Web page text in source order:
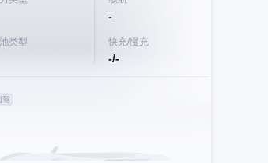
-
类型 快充/慢充
-/-